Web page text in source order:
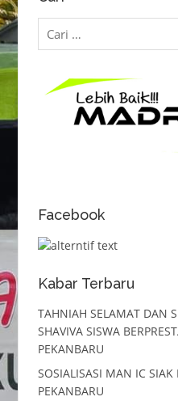
Cari
untuk:
Facebook
Kabar Terbaru
TAHNIAH SELAMAT DAN
SHAVIVA SISWA
PEKANBARU
SOSIALISASI MAN IC
PEKANBARU